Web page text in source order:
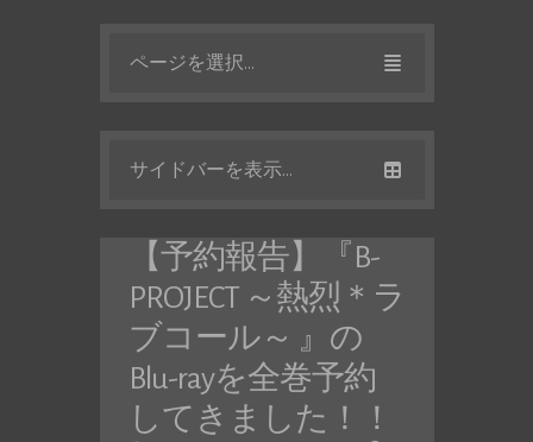
ページを選択...
サイドバーを表示...
【予約報告】『B-
PROJECT ～熱烈＊ラ
ブコール～ 』の
Blu-rayを全巻予約
してきました！！